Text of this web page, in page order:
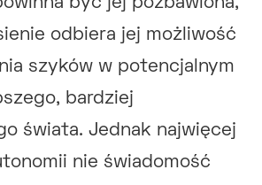
odbiera jej możliwość
szyków w potencjalnym
bardziej
świata. Jednak najwięcej
nie świadomość